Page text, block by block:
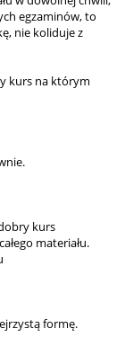
egzaminów, to
nie koliduje z
kurs na którym
kurs
materiału.
formę.